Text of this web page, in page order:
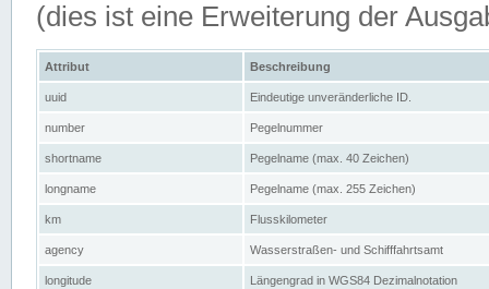
(dies ist eine Erweiterung der
Attribut Beschreibung
uuid Eindeutige unveränderliche ID.
number Pegelnummer
shortname Pegelname (max. 40 Zeichen)
longname Pegelname (max. 255 Zeichen)
km Flusskilometer
agency Wasserstraßen- und Schifffahrtsamt
longitude Längengrad in WGS84 Dezimalnotation